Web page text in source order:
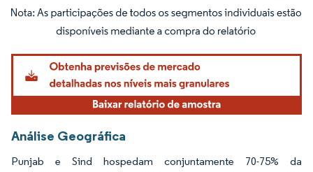
Imagem © Mordor Intelligence. O reuso requer atribuição conforme CC BY 4.0.
Análise Geográfica
Punjab e Sind hospedam conjuntamente 70-75% da